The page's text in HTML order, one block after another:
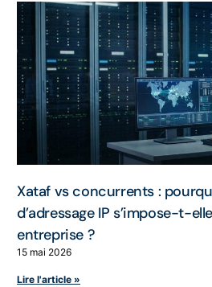
Xataf vs concurrents :
d’adressage IP s’impose-t-
entreprise ?
15 mai 2026
Lire l'article »